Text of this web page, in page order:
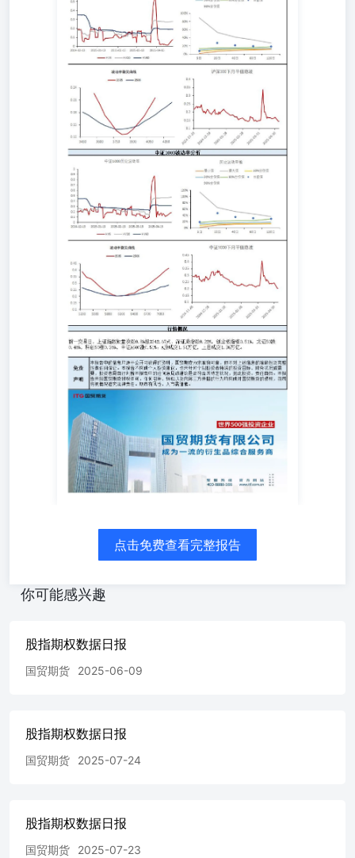
点击免费查看完整报告
你可能感兴趣
股指期权数据日报
国贸期货 2025-06-09
股指期权数据日报
国贸期货 2025-07-24
股指期权数据日报
国贸期货 2025-07-23